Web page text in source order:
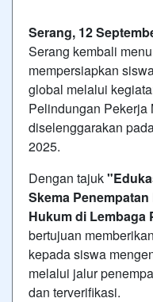
Serang, 12
Serang kembali
mempersiapkan
global melalui
Pelindungan Pekerja
diselenggarakan
2025.
Dengan tajuk
Skema
Hukum di Lembaga
bertujuan
kepada siswa
melalui jalur
dan terverifikasi.